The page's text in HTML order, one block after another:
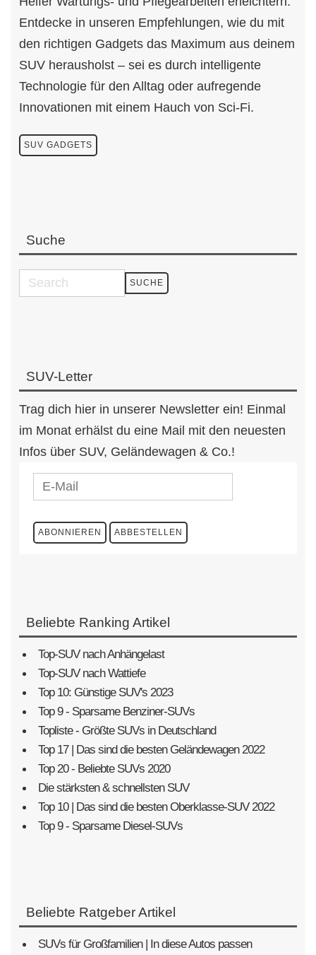
Entdecke in unseren Empfehlungen, wie du mit
den richtigen Gadgets das Maximum aus deinem
SUV herausholst – sei es durch intelligente
Technologie für den Alltag oder aufregende
Innovationen mit einem Hauch von Sci-Fi.
SUV GADGETS
Suche
SUV-Letter
Trag dich hier in unserer Newsletter ein! Einmal
im Monat erhälst du eine Mail mit den neuesten
Infos über SUV, Geländewagen & Co.!
Beliebte Ranking Artikel
Top-SUV nach Anhängelast
Top-SUV nach Wattiefe
Top 10: Günstige SUV's 2023
Top 9 - Sparsame Benziner-SUVs
Topliste - Größte SUVs in Deutschland
Top 17 | Das sind die besten Geländewagen 2022
Top 20 - Beliebte SUVs 2020
Die stärksten & schnellsten SUV
Top 10 | Das sind die besten Oberklasse-SUV 2022
Top 9 - Sparsame Diesel-SUVs
Beliebte Ratgeber Artikel
SUVs für Großfamilien | In diese Autos passen